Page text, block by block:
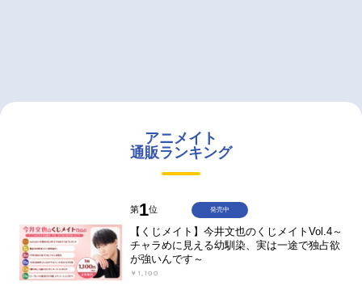
アニメイト
通販ランキング
第1位
【くじメイト】今井文也のくじメイトVol.4～
チャラめに見える幼馴染、実は一途で独占欲
が強いんです～
￥1,100
発売中